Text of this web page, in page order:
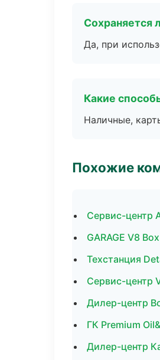
Сохраняется
Да, при
Какие
Наличные,
Похожие
Сервис-центр
GARAGE V8
Техстанция
Сервис-центр
Дилер-центр
ГК Premium
Дилер-центр